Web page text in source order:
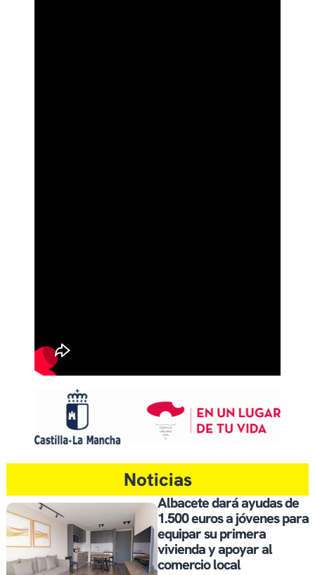
Noticias
Albacete dará ayudas de
1.500 euros a jóvenes para
equipar su primera
vivienda y apoyar al
comercio local